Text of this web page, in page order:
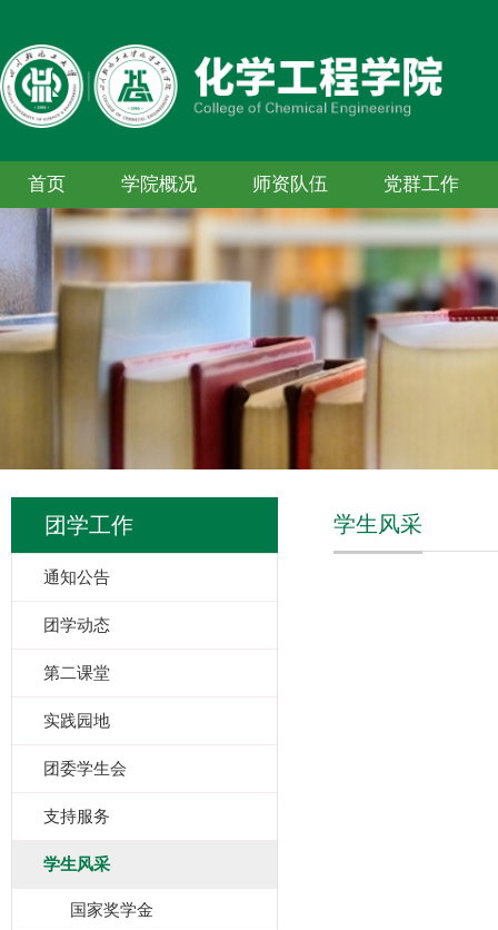
首页 学院概况 师资队伍 党群工作
团学工作
通知公告
团学动态
第二课堂
实践园地
团委学生会
支持服务
学生风采
国家奖学金
学生风采